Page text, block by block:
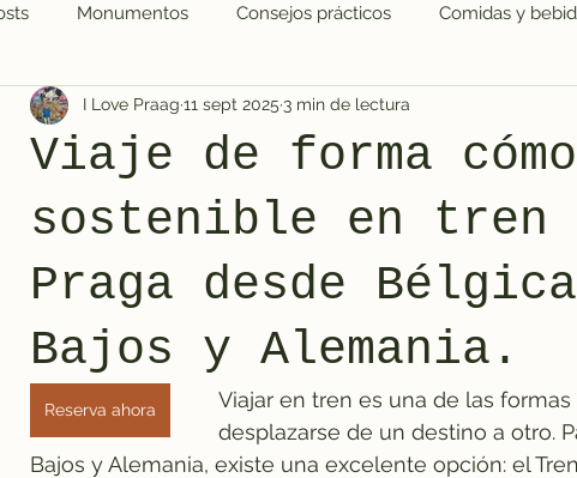
Monumentos Consejos prácticos Comidas y
Viaje de forma
sostenible en tren
Praga desde
Bajos y Alemania.
I Love Praag 11 sept 2025 3 min de lectura
Reserva ahora
Viajar en tren es una de las
desplazarse de un destino a otro.
Bajos y Alemania, existe una excelente opción: el